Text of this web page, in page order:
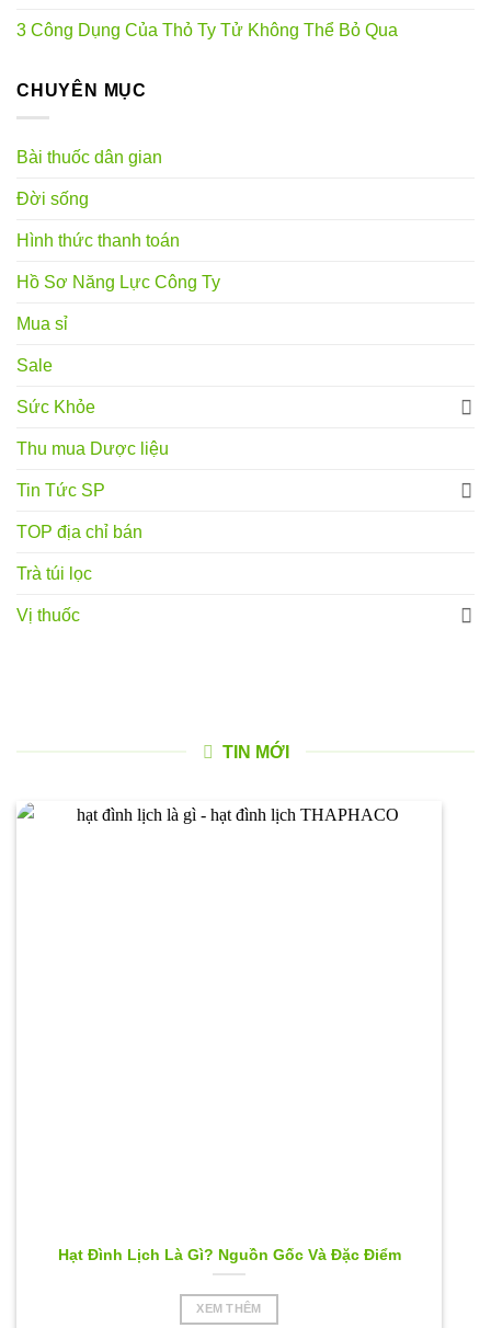
3 Công Dụng Của Thỏ Ty Tử Không Thể Bỏ Qua
CHUYÊN MỤC
Bài thuốc dân gian
Đời sống
Hình thức thanh toán
Hồ Sơ Năng Lực Công Ty
Mua sỉ
Sale
Sức Khỏe
Thu mua Dược liệu
Tin Tức SP
TOP địa chỉ bán
Trà túi lọc
Vị thuốc
TIN MỚI
Hạt Đình Lịch Là Gì? Nguồn Gốc Và Đặc Điểm
XEM THÊM